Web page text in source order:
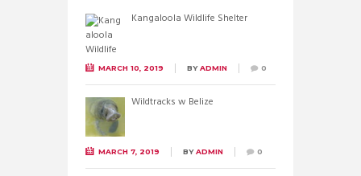
Kangaloola Wildlife Shelter
MARCH 10, 2019 BYADMIN 0
Wildtracks w Belize
MARCH 7, 2019 BYADMIN 0